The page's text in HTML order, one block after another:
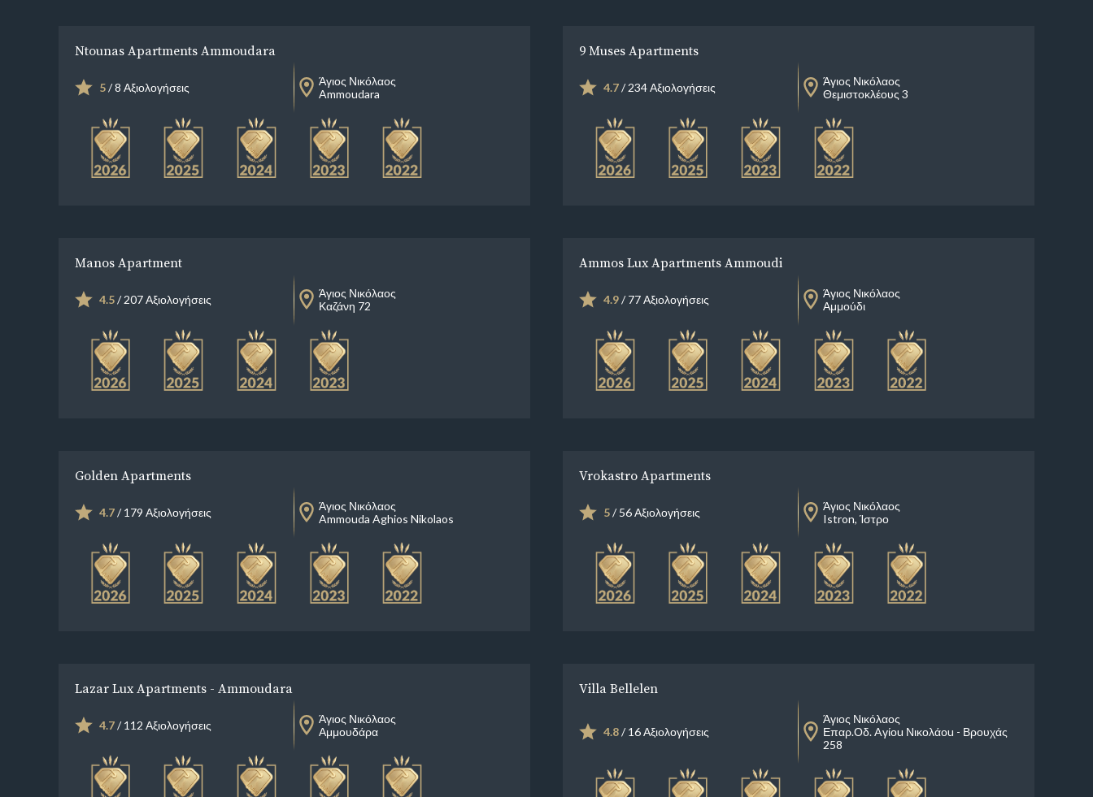
Ntounas Apartments Ammoudara
5/ 8 Αξιολογήσεις
Άγιος Νικόλαος
Ammoudara
9 Muses Apartments
4.7/ 234 Αξιολογήσεις
Άγιος Νικόλαος
Θεμιστοκλέους 3
Manos Apartment
4.5/ 207 Αξιολογήσεις
Άγιος Νικόλαος
Καζάνη 72
Ammos Lux Apartments Ammoudi
4.9/ 77 Αξιολογήσεις
Άγιος Νικόλαος
Αμμούδι
Golden Apartments
4.7/ 179 Αξιολογήσεις
Άγιος Νικόλαος
Ammouda Aghios Nikolaos
Vrokastro Apartments
5/ 56 Αξιολογήσεις
Άγιος Νικόλαος
Istron, Ίστρο
Lazar Lux Apartments - Ammoudara
4.7/ 112 Αξιολογήσεις
Άγιος Νικόλαος
Αμμουδάρα
Villa Bellelen
4.8/ 16 Αξιολογήσεις
Άγιος Νικόλαος
Επαρ.Οδ. Aγίοu Νικολάοu - Βρουχάς
258